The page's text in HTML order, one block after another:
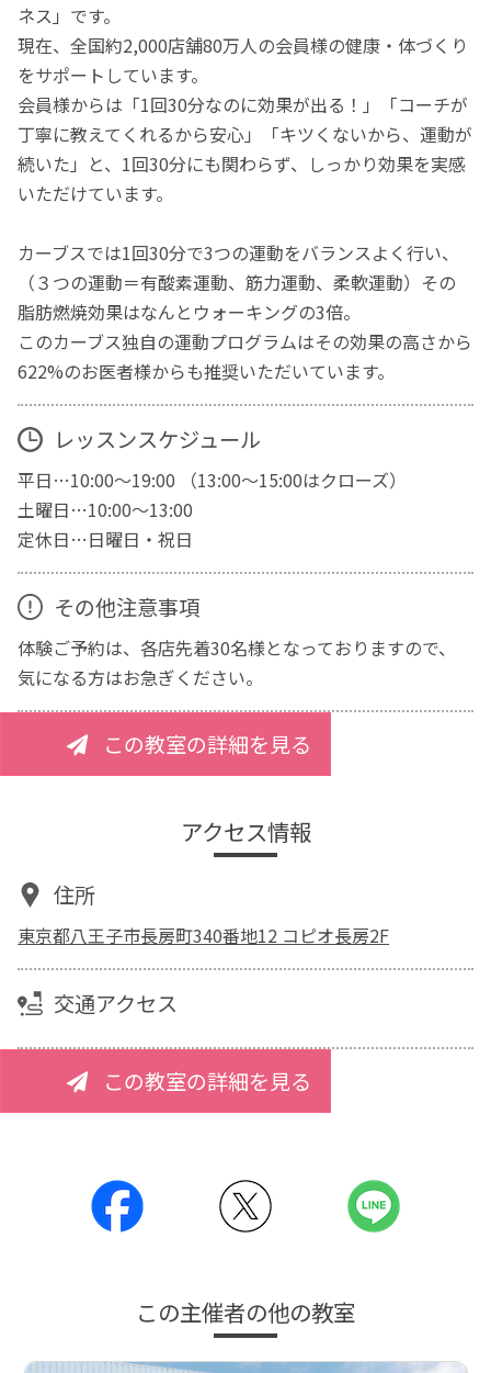
ネス」です。
現在、全国約2,000店舗80万人の会員様の健康・体づくり
をサポートしています。
会員様からは「1回30分なのに効果が出る！」「コーチが
丁寧に教えてくれるから安心」「キツくないから、運動が
続いた」と、1回30分にも関わらず、しっかり効果を実感
いただけています。
カーブスでは1回30分で3つの運動をバランスよく行い、
（３つの運動＝有酸素運動、筋力運動、柔軟運動）その
脂肪燃焼効果はなんとウォーキングの3倍。
このカーブス独自の運動プログラムはその効果の高さから
622%のお医者様からも推奨いただいています。
レッスンスケジュール
平日…10:00～19:00 （13:00～15:00はクローズ）
土曜日…10:00～13:00
定休日…日曜日・祝日
その他注意事項
体験ご予約は、各店先着30名様となっておりますので、
気になる方はお急ぎください。
この教室の詳細を見る
アクセス情報
住所
東京都八王子市長房町340番地12 コピオ長房2F
交通アクセス
この教室の詳細を見る
この主催者の他の教室